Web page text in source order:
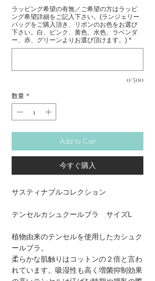
ラッピング希望の有無／ご希望の方はラッピ
ング希望詳細をご記入下さい。(ランジェリー
バッグをご購入頂き、リボンのお色をお選び
下さい。白、ピンク、黄色、水色、ラベンダ
ー、赤、グリーンよりお選び頂けます。) *
0/500
数量 *
Add to Cart
今すぐ購入
サスティナブルコレクション
テンセルカシュクールブラ サイズL
植物由来のテンセルを使用したカシュク
ールブラ。
柔らかな肌触りはコットンの２倍と言わ
れています。吸湿性も高く増菌抑制効果